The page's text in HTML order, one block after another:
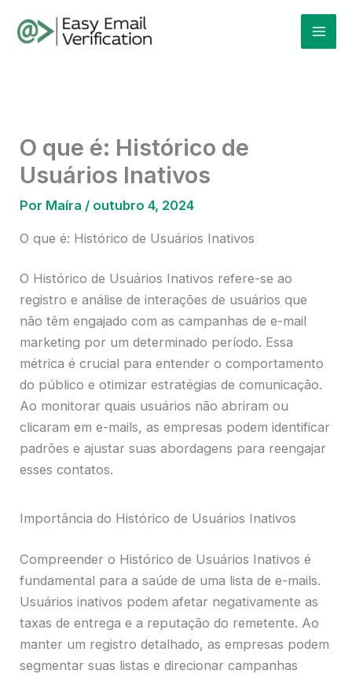
para
O que é: Histórico de
Usuários Inativos
Por Maíra / outubro 4, 2024
O que é: Histórico de Usuários Inativos
O Histórico de Usuários Inativos refere-se ao
registro e análise de interações de usuários que
não têm engajado com as campanhas de e-mail
marketing por um determinado período. Essa
métrica é crucial para entender o comportamento
do público e otimizar estratégias de comunicação.
Ao monitorar quais usuários não abriram ou
clicaram em e-mails, as empresas podem identificar
padrões e ajustar suas abordagens para reengajar
esses contatos.
Importância do Histórico de Usuários Inativos
Compreender o Histórico de Usuários Inativos é
fundamental para a saúde de uma lista de e-mails.
Usuários inativos podem afetar negativamente as
taxas de entrega e a reputação do remetente. Ao
manter um registro detalhado, as empresas podem
segmentar suas listas e direcionar campanhas